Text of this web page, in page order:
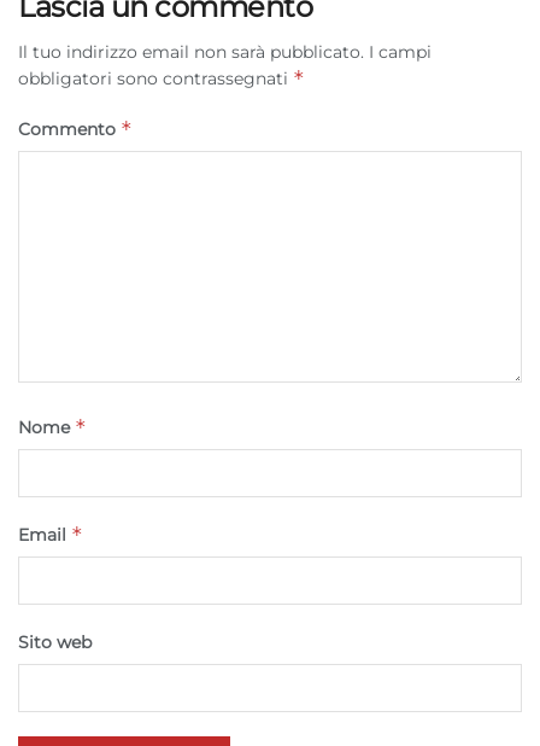
Il tuo indirizzo email non sarà pubblicato. I campi
obbligatori sono contrassegnati *
Commento *
Nome *
Email *
Sito web